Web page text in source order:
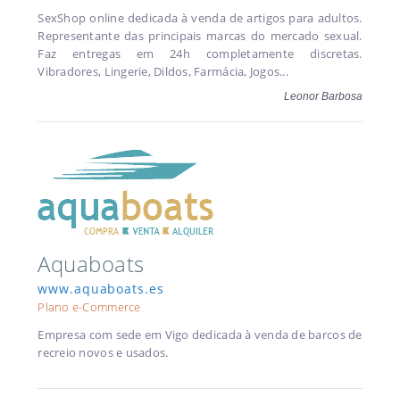
SexShop online dedicada à venda de artigos para adultos.
Representante das principais marcas do mercado sexual.
Faz entregas em 24h completamente discretas.
Vibradores, Lingerie, Dildos, Farmácia, Jogos...
Leonor Barbosa
Aquaboats
www.aquaboats.es
Plano e-Commerce
Empresa com sede em Vigo dedicada à venda de barcos de
recreio novos e usados.